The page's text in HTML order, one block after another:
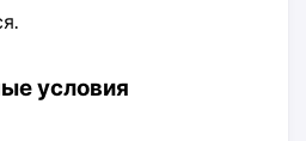
условия